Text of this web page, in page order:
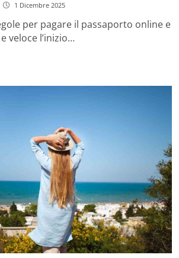
1 Dicembre 2025
per pagare il passaporto online e
veloce l’inizio…